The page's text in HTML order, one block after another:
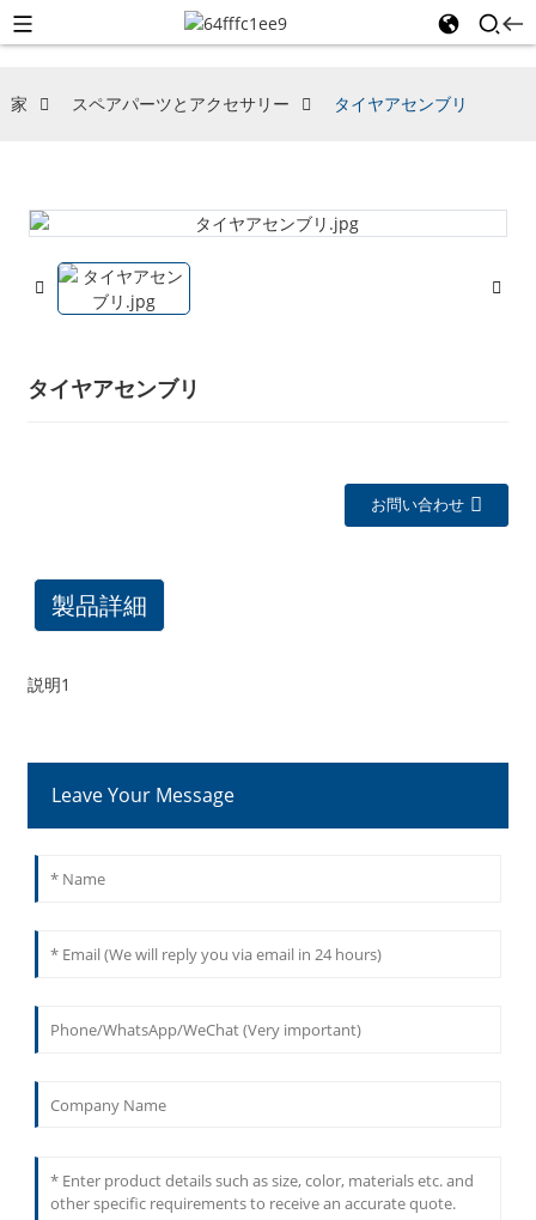
家 スペアパーツとアクセサリー タイヤアセンブリ
タイヤアセンブリ
お問い合わせ
製品詳細
説明1
Leave Your Message